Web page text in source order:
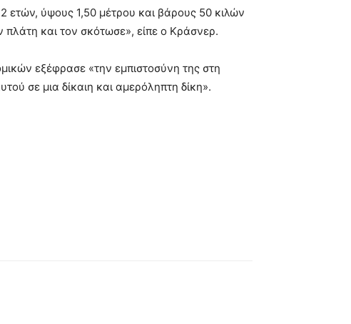
ετών, ύψους 1,50 μέτρου και βάρους 50 κιλών
και τον σκότωσε», είπε ο Κράσνερ.
εξέφρασε «την εμπιστοσύνη της στη
σε μια δίκαιη και αμερόληπτη δίκη».